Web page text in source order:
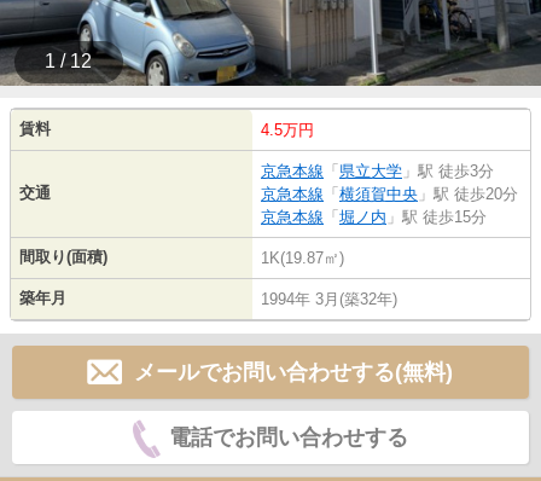
1 / 12
賃料 4.5万円
交通
京急本線 「 県立大学 」駅 徒歩3分
京急本線 「 横須賀中央 」駅 徒歩20分
京急本線 「 堀ノ内 」駅 徒歩15分
間取り(面積) 1K(19.87㎡)
築年月 1994年 3月(築32年)
メールでお問い合わせする(無料)
電話でお問い合わせする